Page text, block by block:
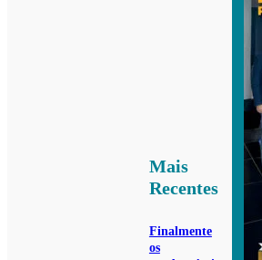
Mais
Recentes
Finalmente
os